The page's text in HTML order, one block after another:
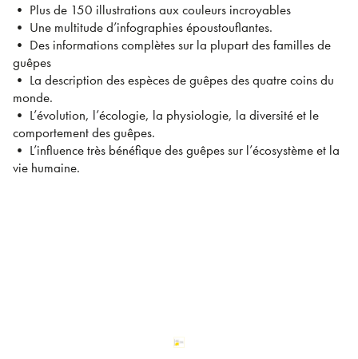
• Plus de 150 illustrations aux couleurs incroyables
• Une multitude d’infographies époustouflantes.
• Des informations complètes sur la plupart des familles de
guêpes
• La description des espèces de guêpes des quatre coins du
monde.
• L’évolution, l’écologie, la physiologie, la diversité et le
comportement des guêpes.
• L’influence très bénéfique des guêpes sur l’écosystème et la
vie humaine.